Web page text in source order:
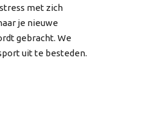
met zich
je nieuwe
gebracht. We
uit te besteden.